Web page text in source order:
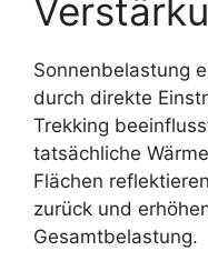
Sonnenbelastung
durch direkte
Trekking
tatsächliche
Flächen
zurück und
Gesamtbelastung.